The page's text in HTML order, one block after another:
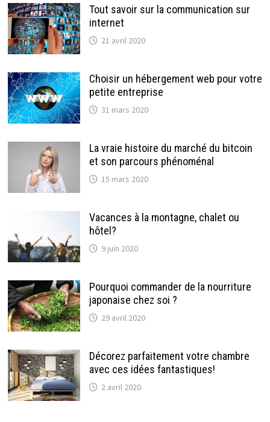
Tout savoir sur la communication sur
internet
21 avril 2020
Choisir un hébergement web pour votre
petite entreprise
31 mars 2020
La vraie histoire du marché du bitcoin
et son parcours phénoménal
15 mars 2020
Vacances à la montagne, chalet ou
hôtel?
9 juin 2020
Pourquoi commander de la nourriture
japonaise chez soi ?
29 avril 2020
Décorez parfaitement votre chambre
avec ces idées fantastiques!
2 avril 2020